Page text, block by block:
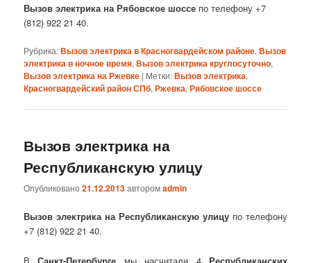
Вызов электрика на Рябовское шоссе по телефону +7
(812) 922 21 40.
Рубрика:Вызов электрика в Красногвардейском районе,Вызов
электрика в ночное время,Вызов электрика круглосуточно,
Вызов электрика на Ржевке | Метки:Вызов электрика,
Красногвардейский район СПб,Ржевка,Рябовское шоссе
Вызов электрика на
Республиканскую улицу
Опубликовано21.12.2013авторомadmin
Вызов электрика на Республиканскую улицупо телефону
+7 (812) 922 21 40.
ВСанкт-Петербурге мы насчитали 4 Республиканских